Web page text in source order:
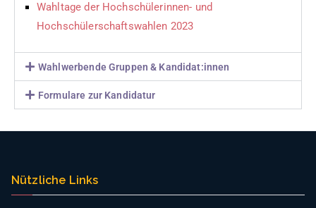
Wahltage der Hochschülerinnen- und
Hochschülerschaftswahlen 2023
Wahlwerbende Gruppen & Kandidat:innen
Formulare zur Kandidatur
Nützliche Links